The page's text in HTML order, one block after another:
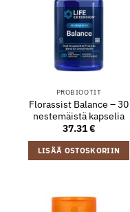
PROBIOOTIT
Florassist Balance – 30
nestemäistä kapselia
37.31€
LISÄÄ OSTOSKORIIN